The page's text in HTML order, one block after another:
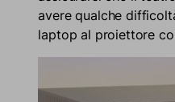
avere qualche
laptop al proiettore